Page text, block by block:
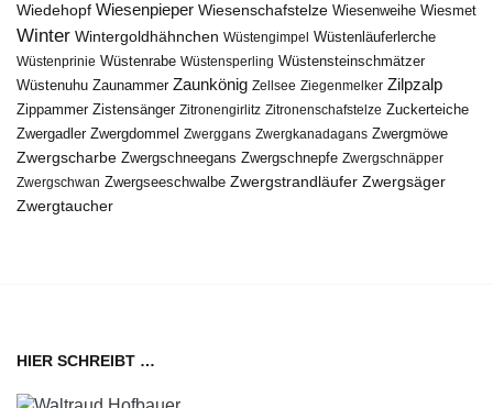
Wiedehopf Wiesenpieper Wiesenschafstelze Wiesenweihe Wiesmet
Winter Wintergoldhähnchen Wüstengimpel Wüstenläuferlerche
Wüstenprinie Wüstenrabe Wüstensperling Wüstensteinschmätzer
Wüstenuhu Zaunammer Zaunkönig Zellsee Ziegenmelker Zilpzalp
Zippammer Zistensänger Zitronengirlitz Zitronenschafstelze Zuckerteiche
Zwergadler Zwergdommel Zwerggans Zwergkanadagans Zwergmöwe
Zwergscharbe Zwergschneegans Zwergschnepfe Zwergschnäpper
Zwergschwan Zwergseeschwalbe Zwergstrandläufer Zwergsäger
Zwergtaucher
HIER SCHREIBT …